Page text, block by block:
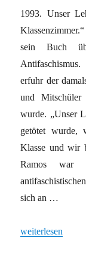
1993. Unser
sein Buch
erfuhr der
und
wurde. „Unser
getötet wurde,
Klasse und wir
Ramos war
sich an …
„Geschichte der
weiterlesen